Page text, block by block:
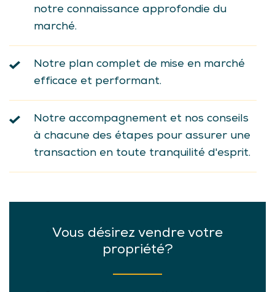
notre connaissance approfondie du
marché.
Notre plan complet de mise en marché
efficace et performant.
Notre accompagnement et nos conseils
à chacune des étapes pour assurer une
transaction en toute tranquilité d'esprit.
Vous désirez vendre votre
propriété?